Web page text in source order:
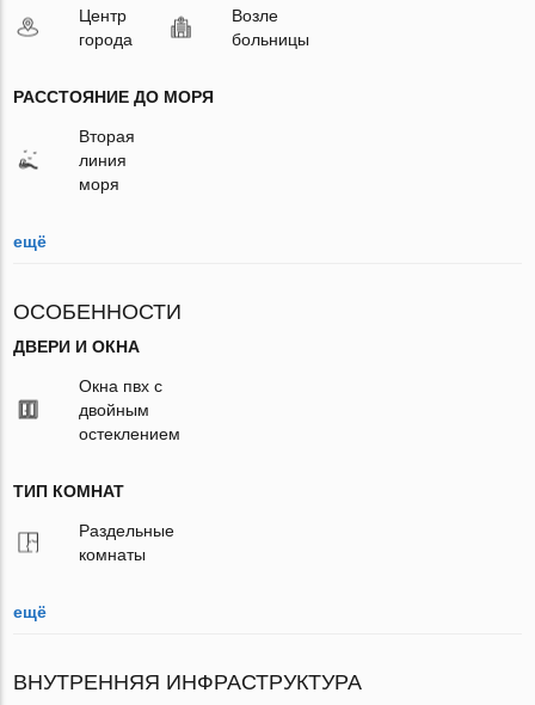
Центр
города
Возле
больницы
РАССТОЯНИЕ ДО МОРЯ
Вторая
линия
моря
ещё
ОСОБЕННОСТИ
ДВЕРИ И ОКНА
Окна пвх с
двойным
остеклением
ТИП КОМНАТ
Раздельные
комнаты
ещё
ВНУТРЕННЯЯ ИНФРАСТРУКТУРА